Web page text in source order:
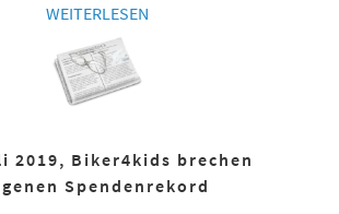
WEITERLESEN
2019, Biker4kids brechen
Spendenrekord